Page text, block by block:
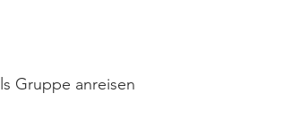
Gruppe anreisen